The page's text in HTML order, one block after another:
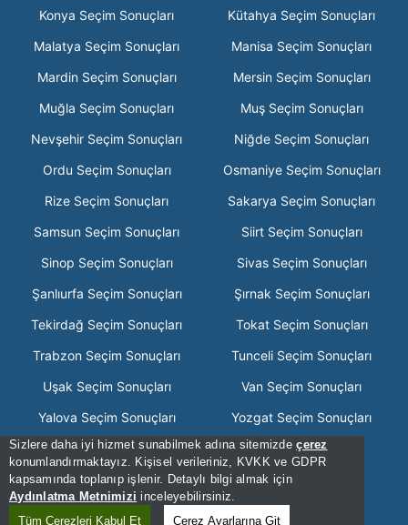
Sizlere daha iyi hizmet sunabilmek adına sitemizdeçerez
konumlandırmaktayız. Kişisel verileriniz, KVKK ve GDPR
kapsamında toplanıp işlenir. Detaylı bilgi almak için
Aydınlatma Metnimizi inceleyebilirsiniz.
Tüm Çerezleri Kabul Et
Çerez Ayarlarına Git
Konya Seçim Sonuçları
Kütahya Seçim Sonuçları
Malatya Seçim Sonuçları
Manisa Seçim Sonuçları
Mardin Seçim Sonuçları
Mersin Seçim Sonuçları
Muğla Seçim Sonuçları
Muş Seçim Sonuçları
Nevşehir Seçim Sonuçları
Niğde Seçim Sonuçları
Ordu Seçim Sonuçları
Osmaniye Seçim Sonuçları
Rize Seçim Sonuçları
Sakarya Seçim Sonuçları
Samsun Seçim Sonuçları
Siirt Seçim Sonuçları
Sinop Seçim Sonuçları
Sivas Seçim Sonuçları
Şanlıurfa Seçim Sonuçları
Şırnak Seçim Sonuçları
Tekirdağ Seçim Sonuçları
Tokat Seçim Sonuçları
Trabzon Seçim Sonuçları
Tunceli Seçim Sonuçları
Uşak Seçim Sonuçları
Van Seçim Sonuçları
Yalova Seçim Sonuçları
Yozgat Seçim Sonuçları
Zonguldak Seçim Sonuçları
[Hata Bildir] - 22:06:06 - .3
[Kullanım Şartları]